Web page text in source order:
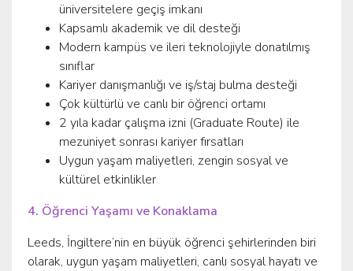
üniversitelere geçiş imkanı
Kapsamlı akademik ve dil desteği
Modern kampüs ve ileri teknolojiyle donatılmış
sınıflar
Kariyer danışmanlığı ve iş/staj bulma desteği
Çok kültürlü ve canlı bir öğrenci ortamı
2 yıla kadar çalışma izni (Graduate Route) ile
mezuniyet sonrası kariyer fırsatları
Uygun yaşam maliyetleri, zengin sosyal ve
kültürel etkinlikler
4. Öğrenci Yaşamı ve Konaklama
Leeds, İngiltere’nin en büyük öğrenci şehirlerinden biri
olarak, uygun yaşam maliyetleri, canlı sosyal hayatı ve